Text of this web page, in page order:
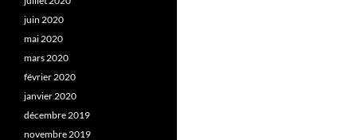
juin 2020
mai 2020
mars 2020
février 2020
janvier 2020
décembre 2019
novembre 2019